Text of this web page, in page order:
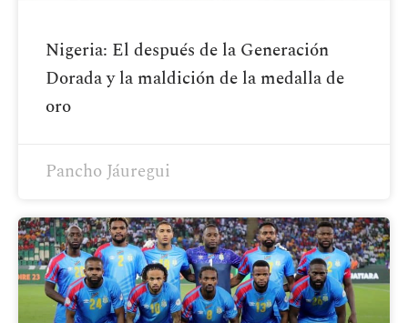
Nigeria: El después de la Generación
Dorada y la maldición de la medalla de
oro
Pancho Jáuregui